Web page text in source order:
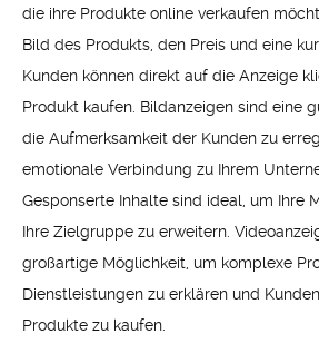
die ihre Produkte online verkaufen
Bild des Produkts, den Preis und eine
Kunden können direkt auf die Anzeige
Produkt kaufen. Bildanzeigen sind eine
die Aufmerksamkeit der Kunden zu
emotionale Verbindung zu Ihrem
Gesponserte Inhalte sind ideal, um Ihre
Ihre Zielgruppe zu erweitern.
großartige Möglichkeit, um komplexe
Dienstleistungen zu erklären und
Produkte zu kaufen.